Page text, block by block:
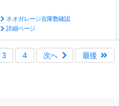
ネオガレージ在庫数確認
詳細ページ
3 4 次へ 最後